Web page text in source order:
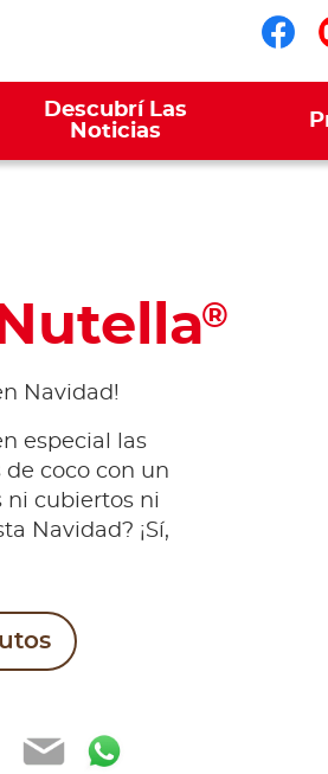
Descubrí Las
Noticias
®
Navidad!
especial las
de coco con un
ni cubiertos ni
Navidad? ¡Sí,
EmailWhatsApp